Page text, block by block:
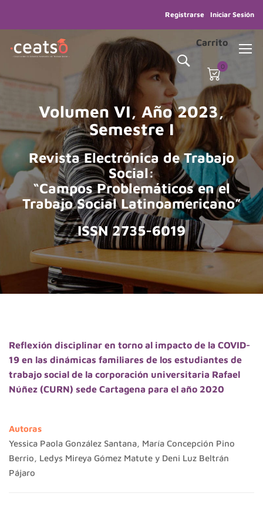
Registrarse Iniciar Sesión
Carrito
0
Volumen VI, Año 2023,
Semestre I
Revista Electrónica de Trabajo
Social:
“Campos Problemáticos en el
Trabajo Social Latinoamericano”
ISSN 2735-6019
Reflexión disciplinar en torno al impacto de la COVID-
19 en las dinámicas familiares de los estudiantes de
trabajo social de la corporación universitaria Rafael
Núñez (CURN) sede Cartagena para el año 2020
Autoras
Yessica Paola González Santana, María Concepción Pino
Berrio, Ledys Mireya Gómez Matute y Deni Luz Beltrán
Pájaro